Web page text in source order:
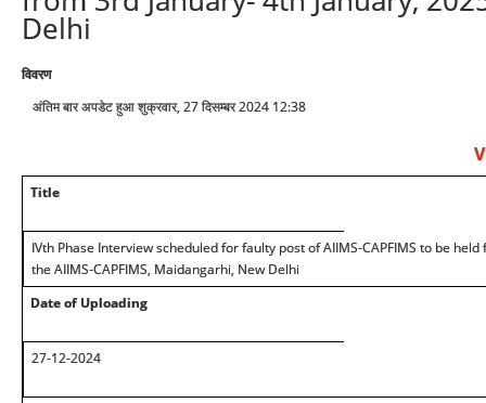
Delhi
विवरण
अंतिम बार अपडेट हुआ शुक्रवार, 27 दिसम्बर 2024 12:38
Title
IVth Phase Interview scheduled for faulty post of AIIMS-CAPFIMS to be
the AIIMS-CAPFIMS, Maidangarhi, New Delhi
Date of Uploading
27-12-2024